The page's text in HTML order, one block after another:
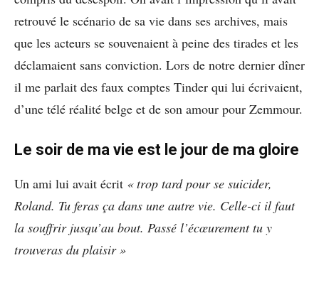
retrouvé le scénario de sa vie dans ses archives, mais
que les acteurs se souvenaient à peine des tirades et les
déclamaient sans conviction. Lors de notre dernier dîner
il me parlait des faux comptes Tinder qui lui écrivaient,
d’une télé réalité belge et de son amour pour Zemmour.
Le soir de ma vie est le jour de ma gloire
Un ami lui avait écrit « trop tard pour se suicider,
Roland. Tu feras ça dans une autre vie. Celle-ci il faut
la souffrir jusqu’au bout. Passé l’écœurement tu y
trouveras du plaisir »